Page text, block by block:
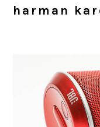
harman